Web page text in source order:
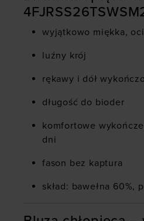
wyjątkowo miękka,
luźny krój
rękawy i dół
długość do bioder
komfortowe
dni
fason bez kaptura
skład: bawełna 60%,